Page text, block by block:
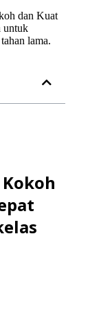
dan Kuat
untuk
lama.